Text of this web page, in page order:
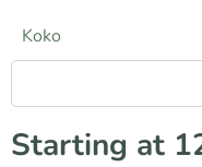
Koko
Starting at